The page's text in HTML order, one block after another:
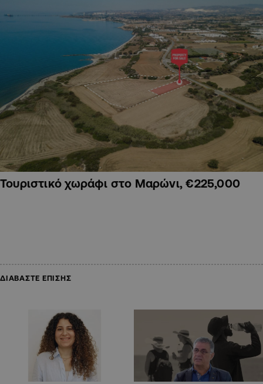
Τουριστικό χωράφι στο Μαρώνι, €225,000
ΔΙΑΒΑΣΤΕ ΕΠΙΣΗΣ